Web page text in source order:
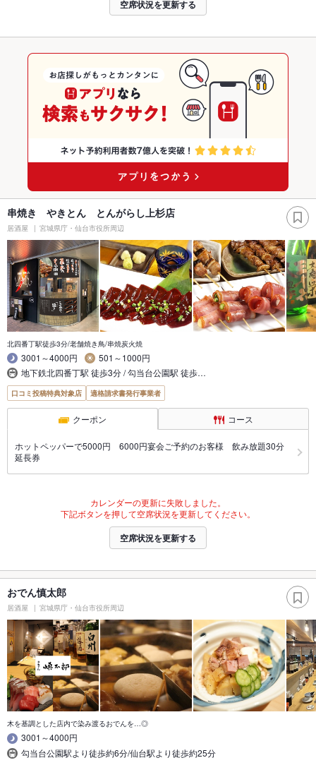
空席状況を更新する
串焼き やきとん とんがらし上杉店
居酒屋 宮城県庁・仙台市役所周辺
北四番丁駅徒歩3分/老舗焼き鳥/串焼炭火焼
3001～4000円
501～1000円
地下鉄北四番丁駅 徒歩3分 / 勾当台公園駅 徒歩…
口コミ投稿特典対象店 適格請求書発行事業者
クーポン コース
ホットペッパーで5000円 6000円宴会ご予約のお客様 飲み放題30分
延長券
カレンダーの更新に失敗しました。
下記ボタンを押して空席状況を更新してください。
空席状況を更新する
おでん慎太郎
居酒屋 宮城県庁・仙台市役所周辺
木を基調とした店内で染み渡るおでんを…◎
3001～4000円
勾当台公園駅より徒歩約6分/仙台駅より徒歩約25分